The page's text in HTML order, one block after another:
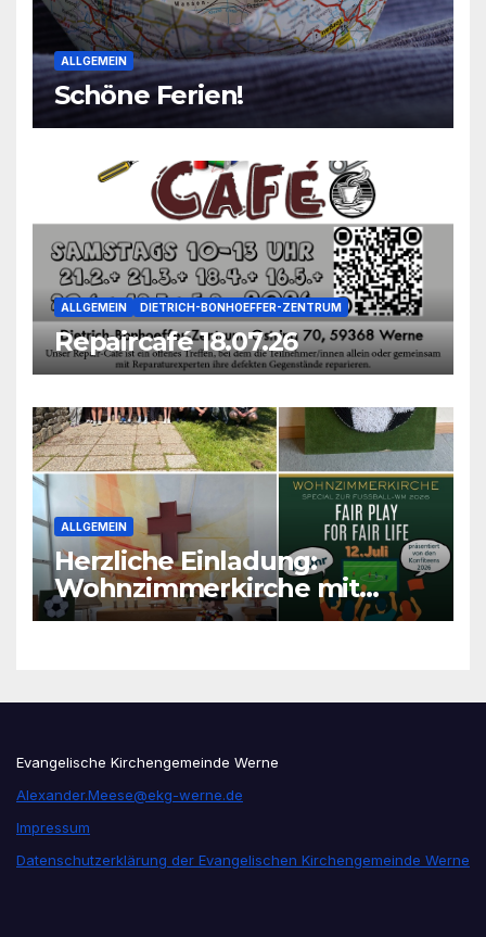
ALLGEMEIN
Schöne Ferien!
ALLGEMEIN DIETRICH-BONHOEFFER-ZENTRUM
Repaircafé 18.07.26
ALLGEMEIN
Herzliche Einladung:
Wohnzimmerkirche mit
unseren Konfis
Evangelische Kirchengemeinde Werne
Alexander.Meese@ekg-werne.de
Impressum
Datenschutzerklärung der Evangelischen Kirchengemeinde Werne